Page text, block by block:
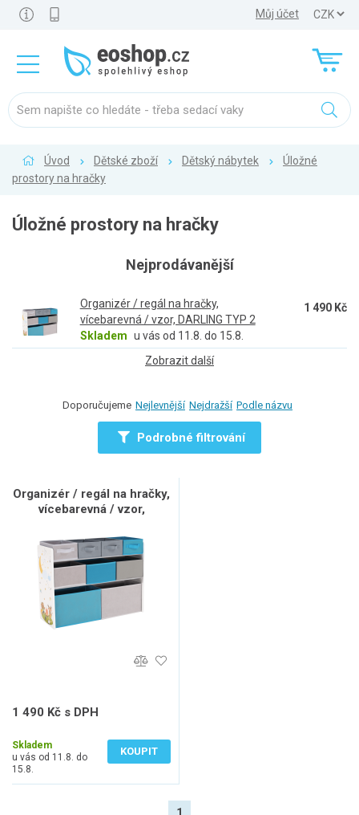
Můj účet
Úvod Dětské zboží Dětský nábytek
Úložné
prostory na hračky
Úložné prostory na hračky
Nejprodávanější
Organizér / regál na hračky,
vícebarevná / vzor, DARLING TYP 2
Skladem u vás od 11.8. do 15.8.
1 490 Kč
Zobrazit další
Doporučujeme Nejlevnější Nejdražší Podle názvu
Podrobné filtrování
Organizér / regál na hračky,
vícebarevná / vzor,
1 490 Kč s DPH
Skladem
u vás od 11.8. do
15.8.
KOUPIT